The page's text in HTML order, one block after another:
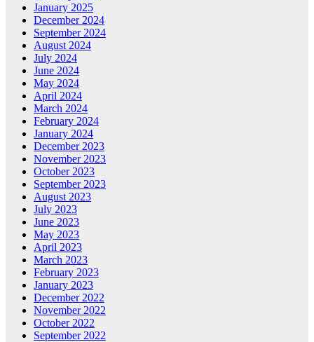
January 2025
December 2024
September 2024
August 2024
July 2024
June 2024
May 2024
April 2024
March 2024
February 2024
January 2024
December 2023
November 2023
October 2023
September 2023
August 2023
July 2023
June 2023
May 2023
April 2023
March 2023
February 2023
January 2023
December 2022
November 2022
October 2022
September 2022